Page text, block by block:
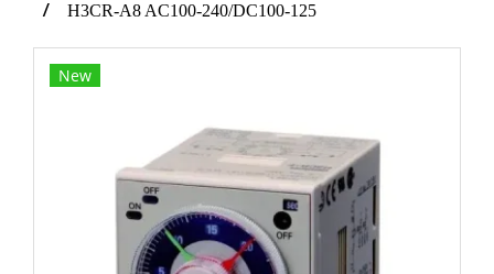
H3CR-A8 AC100-240/DC100-125
New